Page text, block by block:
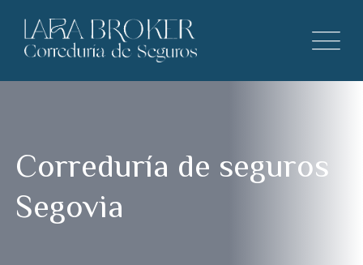
Correduría de seguros
Segovia